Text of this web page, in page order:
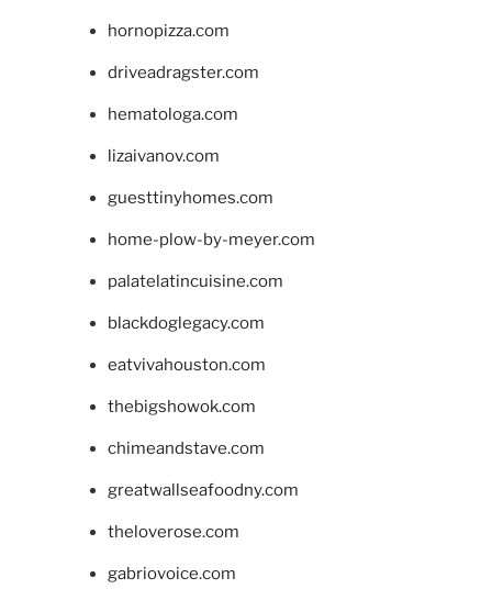
hornopizza.com
driveadragster.com
hematologa.com
lizaivanov.com
guesttinyhomes.com
home-plow-by-meyer.com
palatelatincuisine.com
blackdoglegacy.com
eatvivahouston.com
thebigshowok.com
chimeandstave.com
greatwallseafoodny.com
theloverose.com
gabriovoice.com